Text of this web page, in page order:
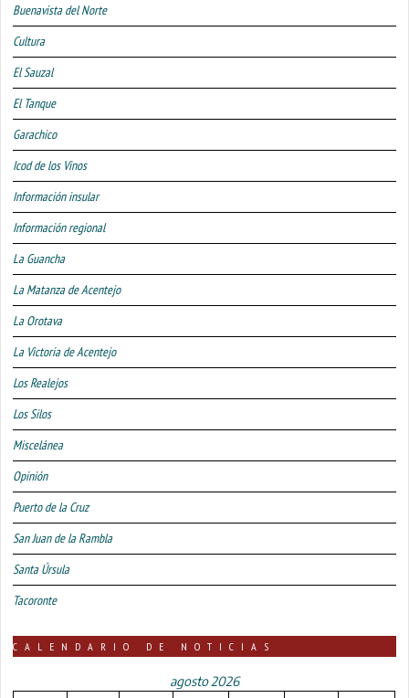
Buenavista del Norte
Cultura
El Sauzal
El Tanque
Garachico
Icod de los Vinos
Información insular
Información regional
La Guancha
La Matanza de Acentejo
La Orotava
La Victoria de Acentejo
Los Realejos
Los Silos
Miscelánea
Opinión
Puerto de la Cruz
San Juan de la Rambla
Santa Úrsula
Tacoronte
CALENDARIO DE NOTICIAS
agosto 2026